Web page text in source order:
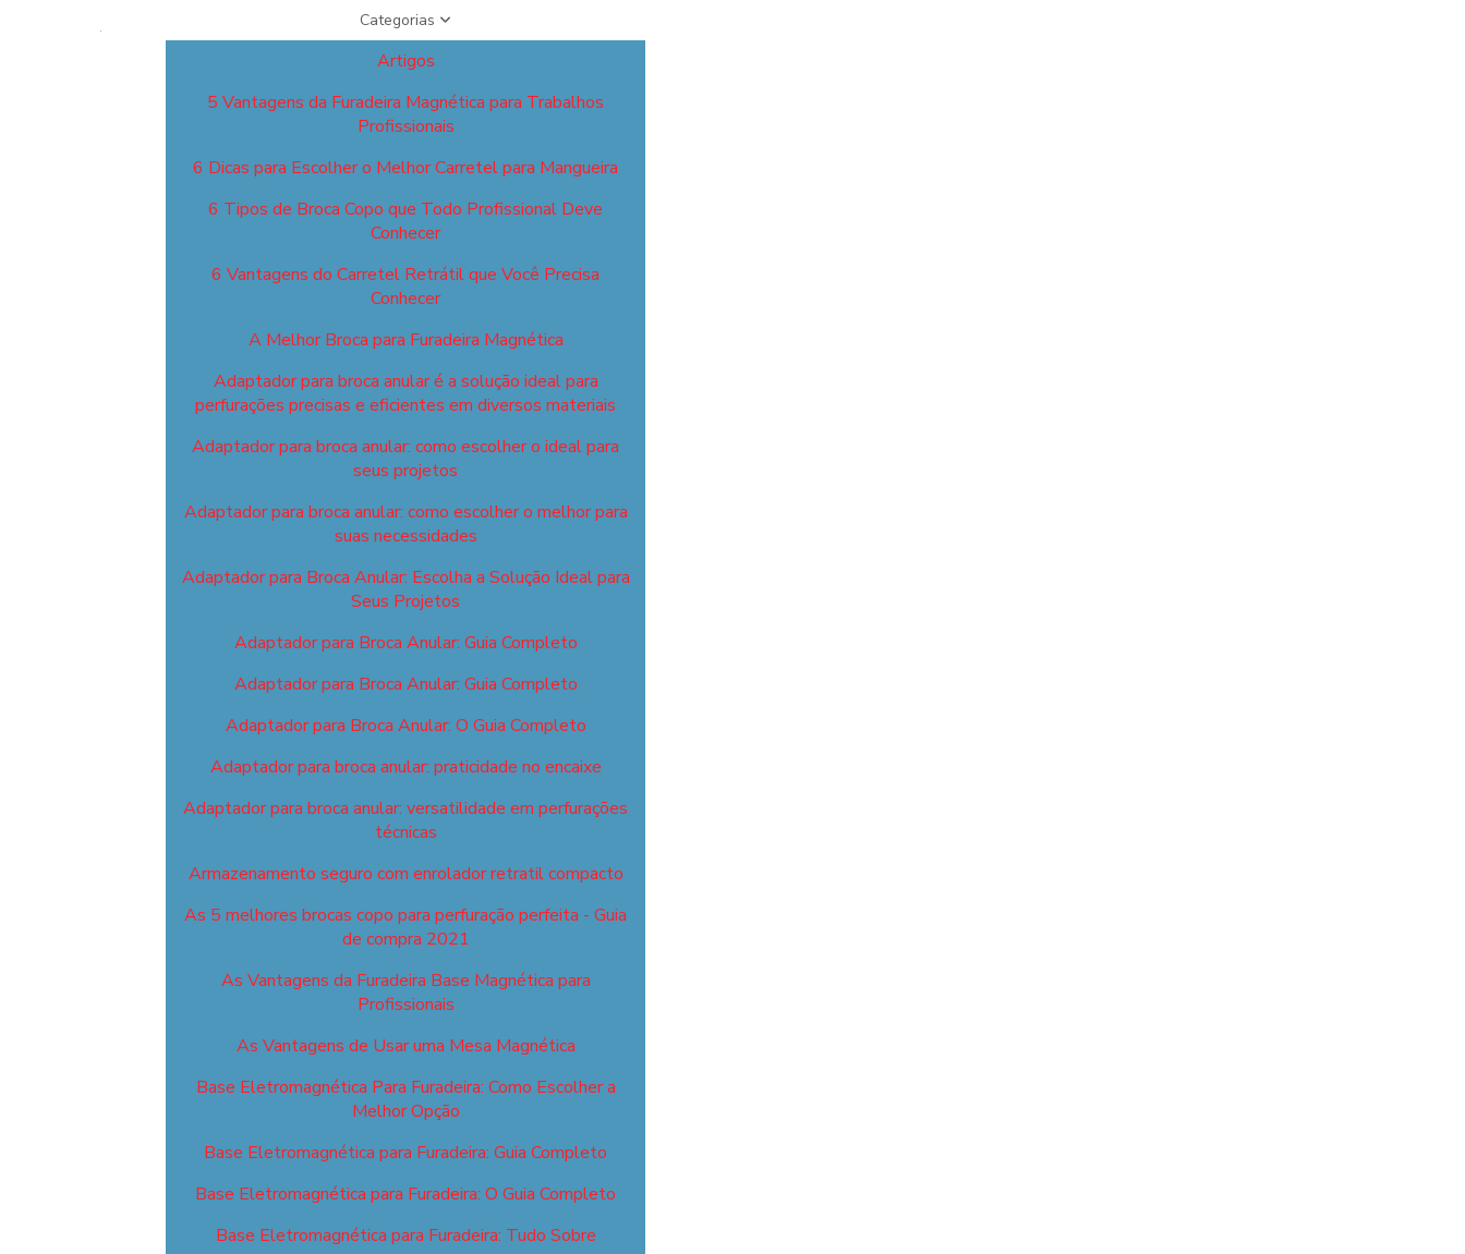
Categorias
Artigos
5 Vantagens da Furadeira Magnética para Trabalhos
Profissionais
6 Dicas para Escolher o Melhor Carretel para Mangueira
6 Tipos de Broca Copo que Todo Profissional Deve
Conhecer
6 Vantagens do Carretel Retrátil que Você Precisa
Conhecer
A Melhor Broca para Furadeira Magnética
Adaptador para broca anular é a solução ideal para
perfurações precisas e eficientes em diversos materiais
Adaptador para broca anular: como escolher o ideal para
seus projetos
Adaptador para broca anular: como escolher o melhor para
suas necessidades
Adaptador para Broca Anular: Escolha a Solução Ideal para
Seus Projetos
Adaptador para Broca Anular: Guia Completo
Adaptador para Broca Anular: Guia Completo
Adaptador para Broca Anular: O Guia Completo
Adaptador para broca anular: praticidade no encaixe
Adaptador para broca anular: versatilidade em perfurações
técnicas
Armazenamento seguro com enrolador retratil compacto
As 5 melhores brocas copo para perfuração perfeita - Guia
de compra 2021
As Vantagens da Furadeira Base Magnética para
Profissionais
As Vantagens de Usar uma Mesa Magnética
Base Eletromagnética Para Furadeira: Como Escolher a
Melhor Opção
Base Eletromagnética para Furadeira: Guia Completo
Base Eletromagnética para Furadeira: O Guia Completo
Base Eletromagnética para Furadeira: Tudo Sobre